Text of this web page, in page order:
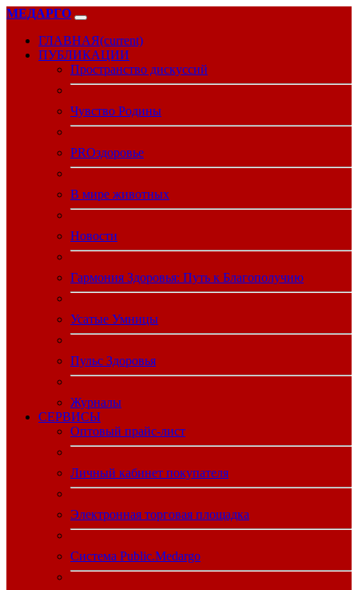
МЕДАРГО
ГЛАВНАЯ(current)
ПУБЛИКАЦИИ
Пространство дискуссий
Чувство Родины
PROздоровье
В мире животных
Новости
Гармония Здоровья: Путь к Благополучию
Усатые Умницы
Пульс Здоровья
Журналы
CЕРВИСЫ
Оптовый прайс-лист
Личный кабинет покупателя
Электронная торговая площадка
Система Public.Medargo